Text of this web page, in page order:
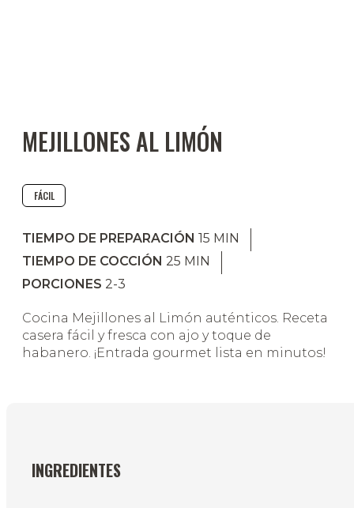
MEJILLONES AL LIMÓN
FÁCIL
TIEMPO DE PREPARACIÓN 15 MIN
TIEMPO DE COCCIÓN 25 MIN
PORCIONES 2-3
Cocina Mejillones al Limón auténticos. Receta
casera fácil y fresca con ajo y toque de
habanero. ¡Entrada gourmet lista en minutos!
INGREDIENTES